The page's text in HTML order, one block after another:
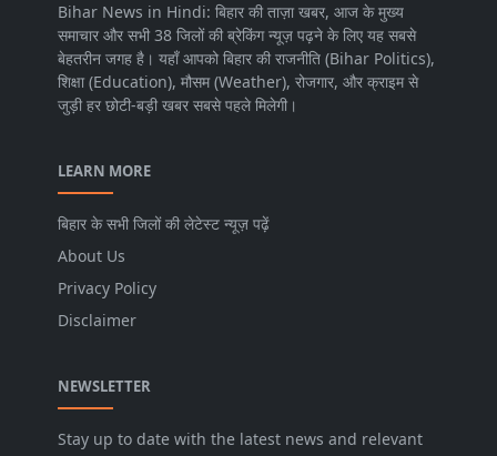
Bihar News in Hindi: बिहार की ताज़ा खबर, आज के मुख्य
समाचार और सभी 38 जिलों की ब्रेकिंग न्यूज़ पढ़ने के लिए यह सबसे
बेहतरीन जगह है। यहाँ आपको बिहार की राजनीति (Bihar Politics),
शिक्षा (Education), मौसम (Weather), रोजगार, और क्राइम से
जुड़ी हर छोटी-बड़ी खबर सबसे पहले मिलेगी।
LEARN MORE
बिहार के सभी जिलों की लेटेस्ट न्यूज़ पढ़ें
About Us
Privacy Policy
Disclaimer
NEWSLETTER
Stay up to date with the latest news and relevant